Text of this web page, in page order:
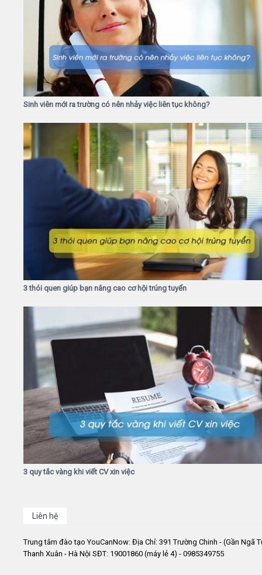
Sinh viên mới ra trường có nên nhảy việc liên tục không?
3 thói quen giúp bạn nâng cao cơ hội trúng tuyển
3 quy tắc vàng khi viết CV xin việc
Liên hệ
Trung tâm đào tạo YouCanNow: Địa Chỉ: 391 Trường Chinh - (Gần Ngã
Thanh Xuân - Hà Nội SĐT: 19001860 (máy lẻ 4) - 0985349755